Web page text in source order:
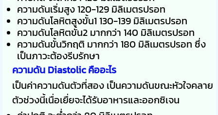
ความดันเริ่มสูง 120-129 มิลิเมตรปรอท
ความดันโลหิตสูงขั้น1 130-139 มิลิเมตรปรอท
ความดันโลหิตขั้น2 มากกว่า 140 มิลิเมตรปรอท
ความดันขั้นวิกฤติ มากกว่า 180 มิลิเมตรปรอท ซึ่ง
เป็นภาวะต้องรีบรักษา
ความดัน Diastolic คืออะไร
เป็นค่าความดันตัวที่สอง เป็นความดันขณะหัวใจคลาย
ตัวช่วงนี้เนื่อเยื่ยจะได้รับอาหารและออกซิเจน